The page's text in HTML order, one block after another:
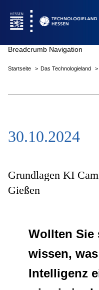
Das Technologieland
Innovationsfelder
Netzwerke
Breadcrumb Navigation
Startseite Das Technologieland
30.10.2024
Grundlagen KI
Gießen
Wollten Sie
wissen,
Intelligenz